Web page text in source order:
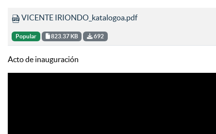
VICENTE IRIONDO_katalogoa.pdf
Popular 823.37 KB 692
Acto de inauguración